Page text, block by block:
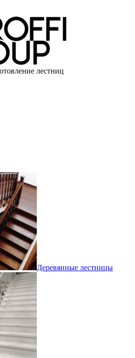
лестниц
Деревянные лестницы